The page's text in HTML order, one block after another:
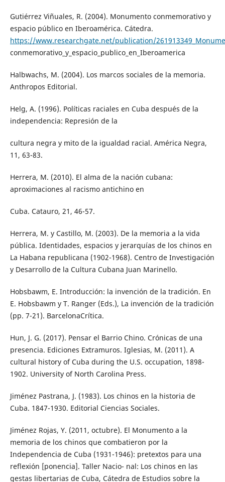
Gutiérrez Viñuales, R. (2004). Monumento conmemorativo y
espacio público en Iberoamérica. Cátedra.
https://www.researchgate.net/publication/
conmemorativo_y_espacio_publico_en_Iberoamerica
Halbwachs, M. (2004). Los marcos sociales de la memoria.
Anthropos Editorial.
Helg, A. (1996). Políticas raciales en Cuba después de la
independencia: Represión de la
cultura negra y mito de la igualdad racial. América Negra,
11, 63-83.
Herrera, M. (2010). El alma de la nación cubana:
aproximaciones al racismo antichino en
Cuba. Catauro, 21, 46-57.
Herrera, M. y Castillo, M. (2003). De la memoria a la vida
pública. Identidades, espacios y jerarquías de los chinos en
La Habana republicana (1902-1968). Centro de Investigación
y Desarrollo de la Cultura Cubana Juan Marinello.
Hobsbawm, E. Introducción: la invención de la tradición. En
E. Hobsbawm y T. Ranger (Eds.), La invención de la tradición
(pp. 7-21). BarcelonaCrítica.
Hun, J. G. (2017). Pensar el Barrio Chino. Crónicas de una
presencia. Ediciones Extramuros. Iglesias, M. (2011). A
cultural history of Cuba during the U.S. occupation, 1898-
1902. University of North Carolina Press.
Jiménez Pastrana, J. (1983). Los chinos en la historia de
Cuba. 1847-1930. Editorial Ciencias Sociales.
Jiménez Rojas, Y. (2011, octubre). El Monumento a la
memoria de los chinos que combatieron por la
Independencia de Cuba (1931-1946): pretextos para una
reflexión [ponencia]. Taller Nacio- nal: Los chinos en las
gestas libertarias de Cuba, Cátedra de Estudios sobre la